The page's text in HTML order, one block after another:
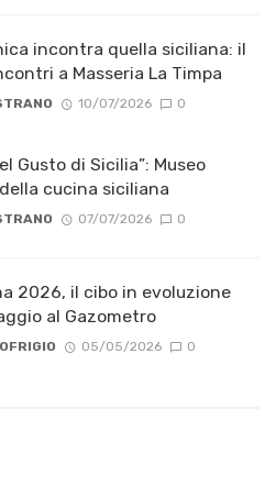
incontra quella siciliana: il
a Masseria La Timpa
10/07/2026 0
Gusto di Sicilia”: Museo
cucina siciliana
07/07/2026 0
2026, il cibo in evoluzione
al Gazometro
05/05/2026 0